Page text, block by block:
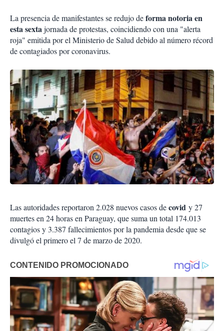
La presencia de manifestantes se redujo deforma notoria en
esta sextajornada de protestas, coincidiendo con una "alerta
roja" emitida por el Ministerio de Salud debido al número récord
de contagiados por coronavirus.
Las autoridades reportaron 2.028 nuevos casos decovid y 27
muertes en 24 horas en Paraguay, que suma un total 174.013
contagios y 3.387 fallecimientos por la pandemia desde que se
divulgó el primero el 7 de marzo de 2020.